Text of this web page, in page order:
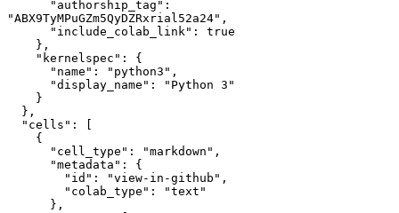
"ABX9TyMPuGZm5QyDZRxrial52a24",
      "include_colab_link": true
    },
    "kernelspec": {
      "name": "python3",
      "display_name": "Python 3"
    }
  },
  "cells": [
    {
      "cell_type": "markdown",
      "metadata": {
        "id": "view-in-github",
        "colab_type": "text"
      },